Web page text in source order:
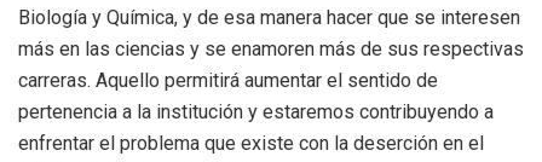
Biología y Química, y de esa manera hacer que se interesen
más en las ciencias y se enamoren más de sus respectivas
carreras. Aquello permitirá aumentar el sentido de
pertenencia a la institución y estaremos contribuyendo a
enfrentar el problema que existe con la deserción en el